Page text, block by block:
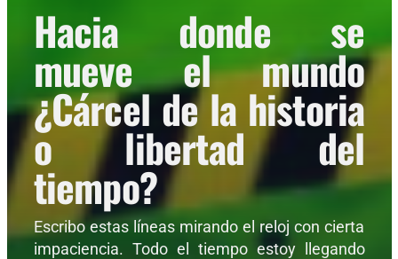
Hacia donde se
mueve el mundo
¿Cárcel de la historia
o libertad del
tiempo?
Escribo estas líneas mirando el reloj con cierta
impaciencia. Todo el tiempo estoy llegando